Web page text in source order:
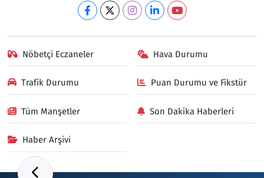
Nöbetçi Eczaneler Hava Durumu
Trafik Durumu Puan Durumu ve Fikstür
Tüm Manşetler Son Dakika Haberleri
Haber Arşivi